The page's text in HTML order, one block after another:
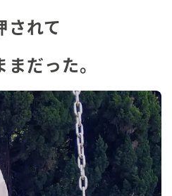
されて
だった。